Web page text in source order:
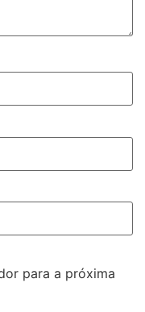
para a próxima